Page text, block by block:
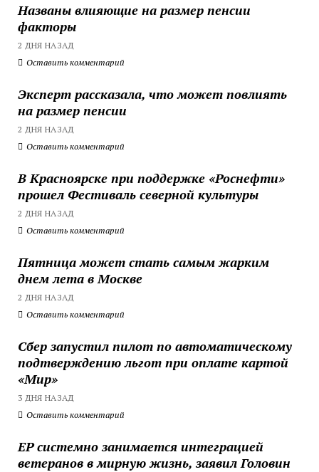
Названы влияющие на размер пенсии
факторы
2 ДНЯ НАЗАД
Оставить комментарий
Эксперт рассказала, что может повлиять
на размер пенсии
2 ДНЯ НАЗАД
Оставить комментарий
В Красноярске при поддержке «Роснефти»
прошел Фестиваль северной культуры
2 ДНЯ НАЗАД
Оставить комментарий
Пятница может стать самым жарким
днем лета в Москве
2 ДНЯ НАЗАД
Оставить комментарий
Сбер запустил пилот по автоматическому
подтверждению льгот при оплате картой
«Мир»
3 ДНЯ НАЗАД
Оставить комментарий
ЕР системно занимается интеграцией
ветеранов в мирную жизнь, заявил Головин